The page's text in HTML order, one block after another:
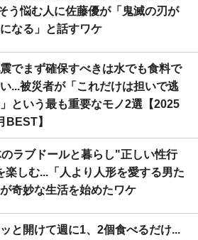
う悩む人に佐藤優が「鬼滅の刃が
なる」と話すワケ
でまず確保すべきは水でも食料で
...被災者が「これだけは担いで逃
という最も重要なモノ2選【2025
BEST】
ラブドールと暮らし"正しい性行
楽しむ...「人より人形を愛する男た
奇妙な生活を始めたワケ
と開けて週に1、2個食べるだけ...